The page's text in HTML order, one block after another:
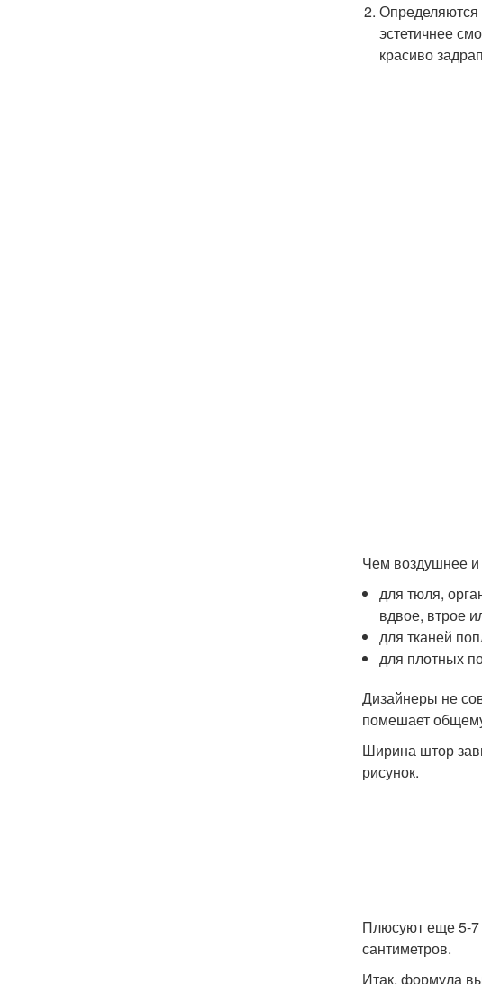
Определяются
эстетичнее
красиво
Чем воздушнее и
для тюля,
вдвое, втрое
для тканей
для плотных
Дизайнеры не
помешает
Ширина штор
рисунок.
Плюсуют еще 5-7
сантиметров.
Итак, формула